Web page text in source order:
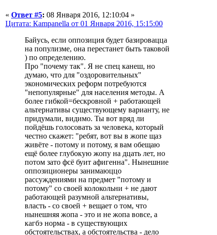
« Ответ #5: 08 Января 2016, 12:10:04 »
Цитата: Кampanella от 01 Января 2016, 15:15:00
Байусь, если оппозиция будет базировацца
на популизме, она перестанет быть таковой
) по определению.
Про "почему так". Я не спец канеш, но
думаю, что для "оздоровительных"
экономических реформ потребуются
"непопулярные" для населения методы. А
более гибкой=бескровной + работающей
альтернативы существующему варианту, не
придумали, видимо. Ты вот вряд ли
пойдёшь голосовать за человека, который
честно скажет: "ребят, вот вы в жопе щаз
живёте - потому и потому, я вам обещаю
ещё более глубокую жопу на дцать лет, но
потом зато фсё буит афигенна". Нынешние
оппозиционеры занимаюццо
рассуждениями на предмет "потому и
потому" со своей колокольни + не дают
работающей разумной альтернативы,
власть - со своей + вещает о том, что
нынешняя жопа - это и не жопа вовсе, а
кагбэ норма - в существующих
обстоятельствах, а обстоятельства - дело